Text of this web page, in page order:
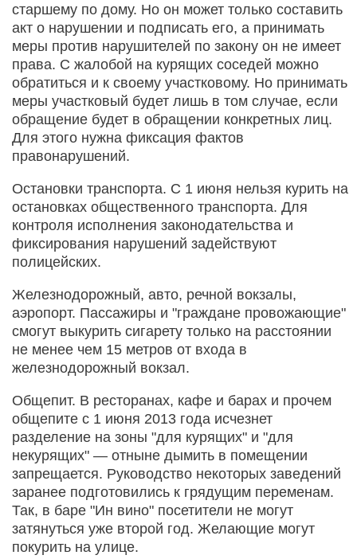
старшему по дому. Но он может только составить
акт о нарушении и подписать его, а принимать
меры против нарушителей по закону он не имеет
права. С жалобой на курящих соседей можно
обратиться и к своему участковому. Но принимать
меры участковый будет лишь в том случае, если
обращение будет в обращении конкретных лиц.
Для этого нужна фиксация фактов
правонарушений.
Остановки транспорта. С 1 июня нельзя курить на
остановках общественного транспорта. Для
контроля исполнения законодательства и
фиксирования нарушений задействуют
полицейских.
Железнодорожный, авто, речной вокзалы,
аэропорт. Пассажиры и "граждане провожающие"
смогут выкурить сигарету только на расстоянии
не менее чем 15 метров от входа в
железнодорожный вокзал.
Общепит. В ресторанах, кафе и барах и прочем
общепите с 1 июня 2013 года исчезнет
разделение на зоны "для курящих" и "для
некурящих" — отныне дымить в помещении
запрещается. Руководство некоторых заведений
заранее подготовились к грядущим переменам.
Так, в баре "Ин вино" посетители не могут
затянуться уже второй год. Желающие могут
покурить на улице.